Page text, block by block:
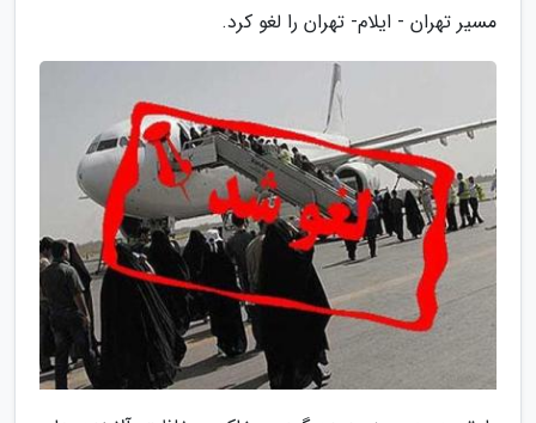
مسیر تهران - ایلام- تهران را لغو کرد.